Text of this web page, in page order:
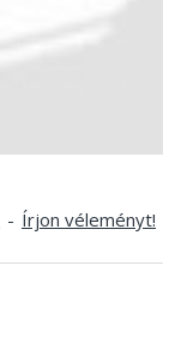
- Írjon véleményt!